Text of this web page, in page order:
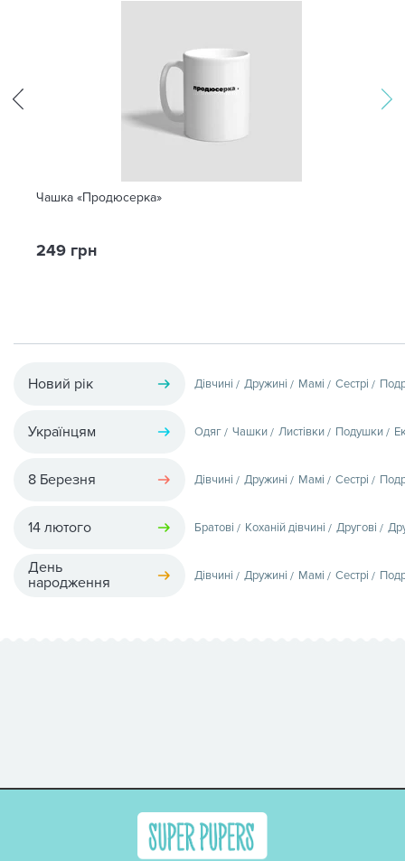
Чашка «Продюсерка»
249 грн
Новий рік Дівчині Дружині Мамі Сестрі
Українцям Одяг Чашки Листівки Подушки
8 Березня Дівчині Дружині Мамі Сестрі
14 лютого Братові Коханій дівчині Другові
День
народження
Дівчині Дружині Мамі Сестрі